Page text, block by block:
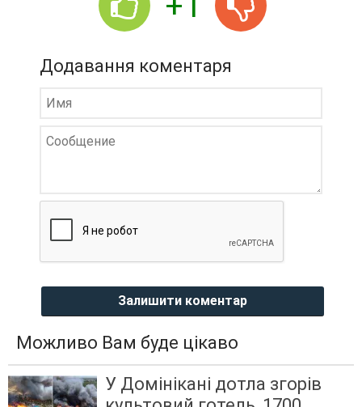
Додавання коментаря
Залишити коментар
Можливо Вам буде цікаво
У Домінікані дотла згорів